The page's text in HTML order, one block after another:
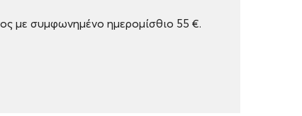
με συμφωνημένο ημερομίσθιο 55 €.